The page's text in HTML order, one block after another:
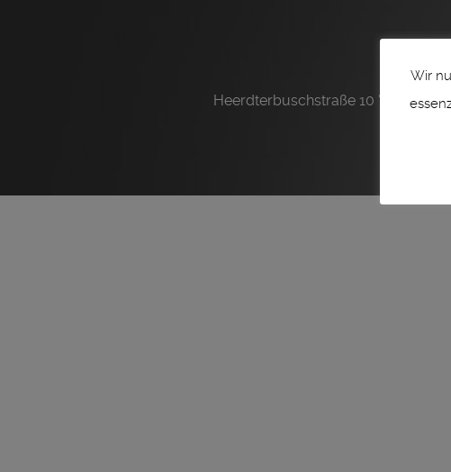
Heerdterbuschstraße 10 ° D-41460
Wir